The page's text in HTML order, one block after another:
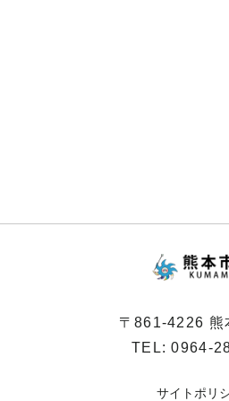
〒861-4226 熊
TEL:0964-
サイトポリ